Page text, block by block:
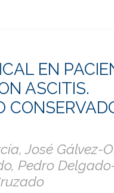
EN
ASCITIS.
José Gálvez-
Pedro